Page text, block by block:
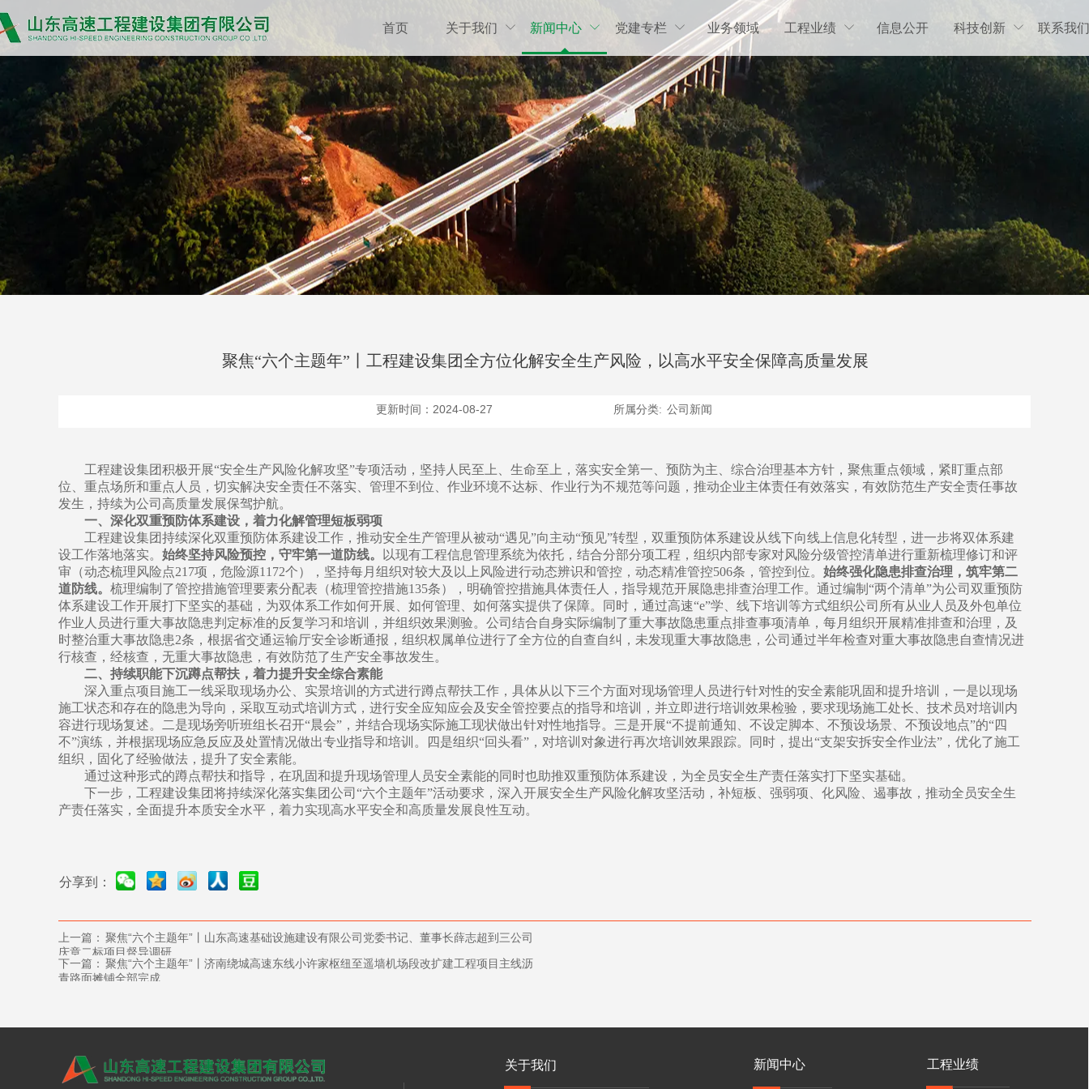
首页 关于我们  新闻中心  党建专栏  业务领域 工程业绩  信息公开 科技创新  联系我们
关于我们 新闻中心 工程业绩
聚焦“六个主题年”丨工程建设集团全方位化解安全生产风险，以高水平安全保障高质量发展
工程建设集团积极开展“安全生产风险化解攻坚”专项活动，坚持人民至上、生命至上，落实安全第一、预防为主、综合治理基本方针，聚焦重点领域，紧盯重点部
位、重点场所和重点人员，切实解决安全责任不落实、管理不到位、作业环境不达标、作业行为不规范等问题，推动企业主体责任有效落实，有效防范生产安全责任事故
发生，持续为公司高质量发展保驾护航。
一、深化双重预防体系建设，着力化解管理短板弱项
工程建设集团持续深化双重预防体系建设工作，推动安全生产管理从被动“遇见”向主动“预见”转型，双重预防体系建设从线下向线上信息化转型，进一步将双体系建
设工作落地落实。 始终坚持风险预控，守牢第一道防线。
以现有工程信息管理系统为依托，结合分部分项工程，组织内部专家对风险分级管控清单进行重新梳理修订和评
审（动态梳理风险点217项，危险源1172个），坚持每月组织对较大及以上风险进行动态辨识和管控，动态精准管控506条，管控到位。 始终强化隐患排查治理，筑牢第二
道防线。 梳理编制了管控措施管理要素分配表（梳理管控措施135条），明确管控措施具体责任人，指导规范开展隐患排查治理工作。通过编制“两个清单”为公司双重预防
体系建设工作开展打下坚实的基础，为双体系工作如何开展、如何管理、如何落实提供了保障。同时，通过高速“e”学、线下培训等方式组织公司所有从业人员及外包单位
作业人员进行重大事故隐患判定标准的反复学习和培训，并组织效果测验。公司结合自身实际编制了重大事故隐患重点排查事项清单，每月组织开展精准排查和治理，及
时整治重大事故隐患2条，根据省交通运输厅安全诊断通报，组织权属单位进行了全方位的自查自纠，未发现重大事故隐患，公司通过半年检查对重大事故隐患自查情况进
行核查，经核查，无重大事故隐患，有效防范了生产安全事故发生。
二、持续职能下沉蹲点帮扶，着力提升安全综合素能
深入重点项目施工一线采取现场办公、实景培训的方式进行蹲点帮扶工作，具体从以下三个方面对现场管理人员进行针对性的安全素能巩固和提升培训，一是以现场
施工状态和存在的隐患为导向，采取互动式培训方式，进行安全应知应会及安全管控要点的指导和培训，并立即进行培训效果检验，要求现场施工处长、技术员对培训内
容进行现场复述。二是现场旁听班组长召开“晨会”，并结合现场实际施工现状做出针对性地指导。三是开展“不提前通知、不设定脚本、不预设场景、不预设地点”的“四
不”演练，并根据现场应急反应及处置情况做出专业指导和培训。四是组织“回头看”，对培训对象进行再次培训效果跟踪。同时，提出“支架安拆安全作业法”，优化了施工
组织，固化了经验做法，提升了安全素能。
通过这种形式的蹲点帮扶和指导，在巩固和提升现场管理人员安全素能的同时也助推双重预防体系建设，为全员安全生产责任落实打下坚实基础。
下一步，工程建设集团将持续深化落实集团公司“六个主题年”活动要求，深入开展安全生产风险化解攻坚活动，补短板、强弱项、化风险、遏事故，推动全员安全生
产责任落实，全面提升本质安全水平，着力实现高水平安全和高质量发展良性互动。
更新时间：2024-08-27 所属分类: 公司新闻
上一篇： 聚焦“六个主题年”丨山东高速基础设施建设有限公司党委书记、董事长薛志超到三公司
庆章二标项目督导调研
下一篇： 聚焦“六个主题年”丨济南绕城高速东线小许家枢纽至遥墙机场段改扩建工程项目主线沥
青路面摊铺全部完成
分享到：